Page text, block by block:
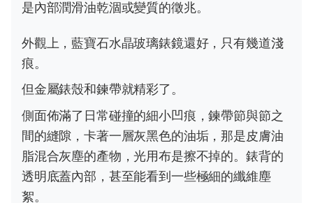
是內部潤滑油乾涸或變質的徵兆。
外觀上，藍寶石水晶玻璃錶鏡還好，只有幾道淺
痕。
但金屬錶殼和鍊帶就精彩了。
側面佈滿了日常碰撞的細小凹痕，鍊帶節與節之
間的縫隙，卡著一層灰黑色的油垢，那是皮膚油
脂混合灰塵的產物，光用布是擦不掉的。錶背的
透明底蓋內部，甚至能看到一些極細的纖維塵
絮。